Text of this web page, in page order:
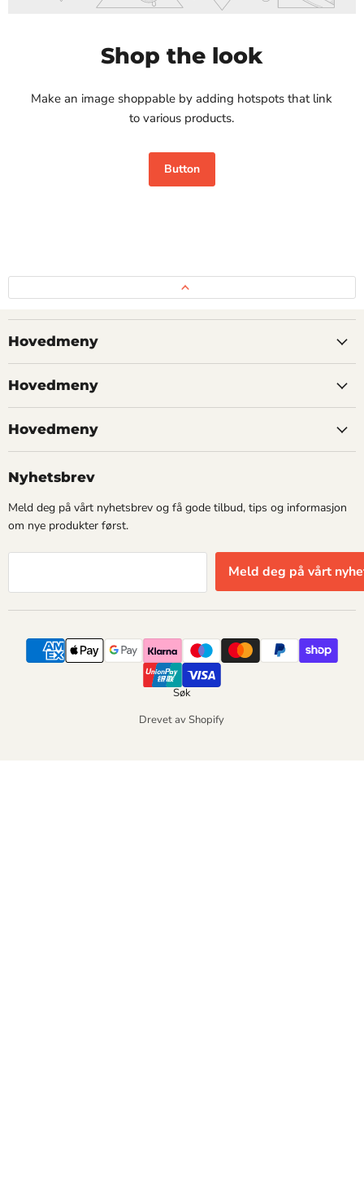
Shop the look
Make an image shoppable by adding hotspots that link
to various products.
Button
Hovedmeny
Hovedmeny
Hovedmeny
Nyhetsbrev
Meld deg på vårt nyhetsbrev og få gode tilbud, tips og informasjon
om nye produkter først.
Meld deg på vårt
Søk
Drevet av Shopify